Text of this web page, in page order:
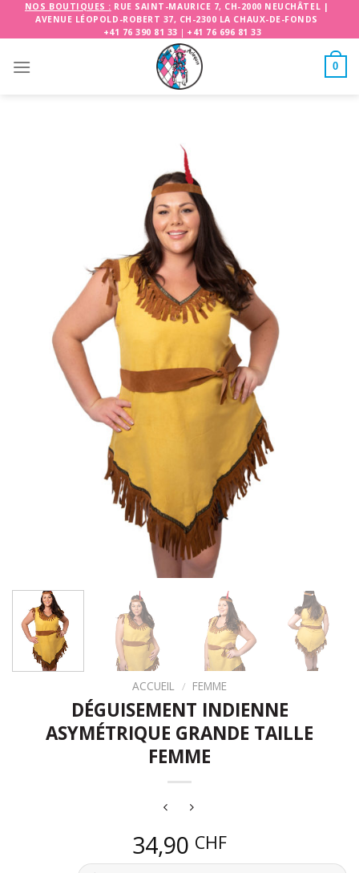
NOS BOUTIQUES : RUE SAINT-MAURICE 7, CH-2000 NEUCHÂTEL |
AVENUE LÉOPOLD-ROBERT 37, CH-2300 LA CHAUX-DE-FONDS
+41 76 390 81 33 | +41 76 696 81 33
0
ACCUEIL / FEMME
DÉGUISEMENT INDIENNE
ASYMÉTRIQUE GRANDE TAILLE
FEMME
34,90 CHF